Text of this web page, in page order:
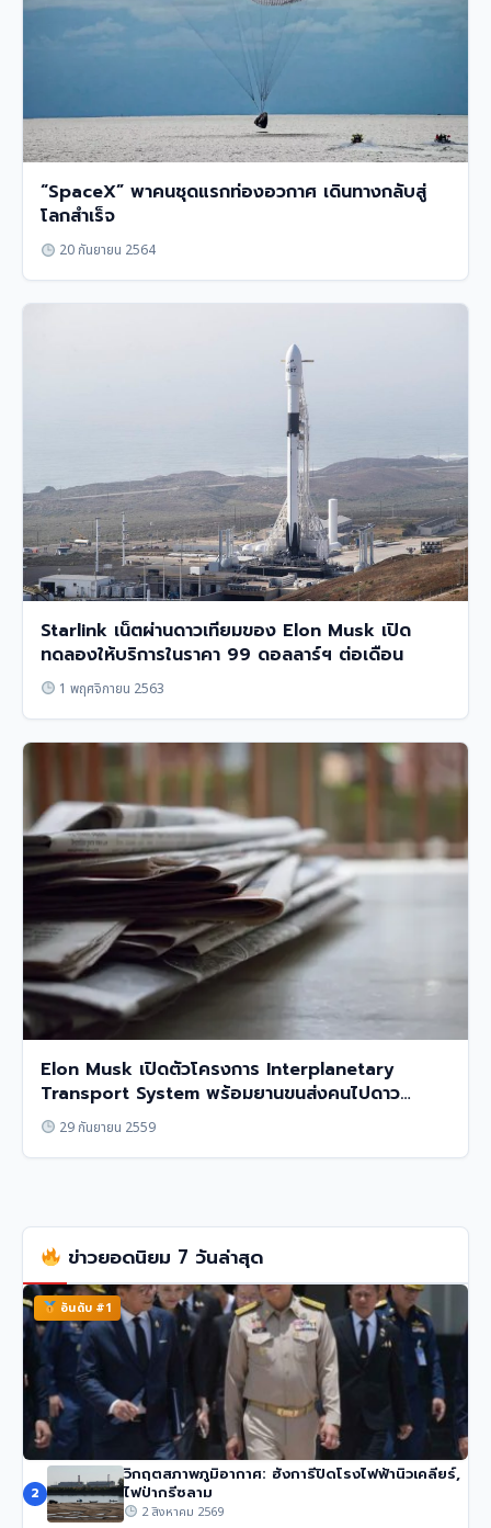
“SpaceX” พาคนชุดแรกท่องอวกาศ เดินทางกลับสู่
โลกสำเร็จ
20 กันยายน 2564
Starlink เน็ตผ่านดาวเทียมของ Elon Musk เปิด
ทดลองให้บริการในราคา 99 ดอลลาร์ฯ ต่อเดือน
1 พฤศจิกายน 2563
Elon Musk เปิดตัวโครงการ Interplanetary
Transport System พร้อมยานขนส่งคนไปดาว
อังคาร
29 กันยายน 2559
ข่าวยอดนิยม 7 วันล่าสุด
อันดับ #1
นายกฯ อนุทิน ของไทย จวกรายงาน UN ชายแดน ‘ไม่รวม
ความเสียหายของไทย’
2
วิกฤตสภาพภูมิอากาศ: ฮังการีปิดโรงไฟฟ้านิวเคลียร์,
ไฟป่ากรีซลาม
2 สิงหาคม 2569